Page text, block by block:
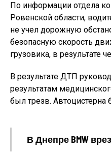
По информации отдела
Ровенской области,
не учел дорожную
безопасную скорость
грузовика, в результате
В результате ДТП
результатам
был трезв. Автоцистерна
В Днепре BMW